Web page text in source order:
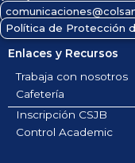
Política de Protección
Enlaces y Recursos
Trabaja con nosotros
Cafetería
Inscripción CSJB
Control Academic